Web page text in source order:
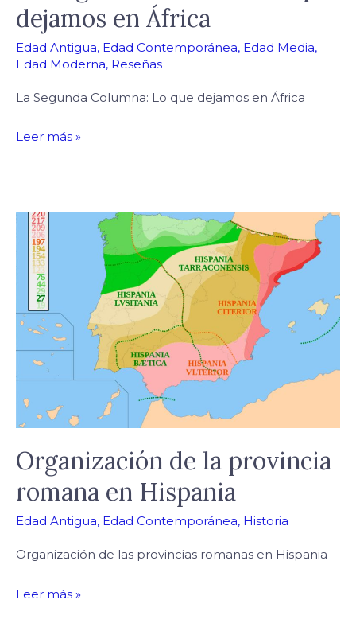
dejamos en África
Edad Antigua, Edad Contemporánea, Edad Media,
Edad Moderna, Reseñas
La Segunda Columna: Lo que dejamos en África
Leer más »
Organización de la provincia
romana en Hispania
Edad Antigua, Edad Contemporánea, Historia
Organización de las provincias romanas en Hispania
Organización
de
provincia
romana
en
Hispania
Leer más »